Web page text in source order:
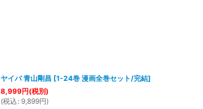
ヤイバ 青山剛昌 [1-24巻 漫画全巻セット/完結]
8,999円(税別)
(税込 : 9,899円)